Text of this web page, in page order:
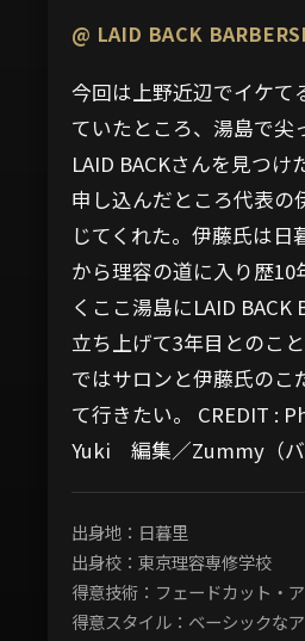
@ LAID BACK
今回は上野近辺でイケて
ていたところ、湯島で尖
LAID BACKさんを見つけ
申し込んだところ代表の
じてくれた。伊藤氏は日
から理容の道に入り歴10
くここ湯島にLAID BACK
立ち上げて3年目とのこ
ではサロンと伊藤氏のこ
て行きたい。 CREDIT :
Yuki 編集／Zummy（バ
出身地：日暮里
出身校：東京理容専修学校
得意技術：フェードカット・
得意スタイル：ベーシックな